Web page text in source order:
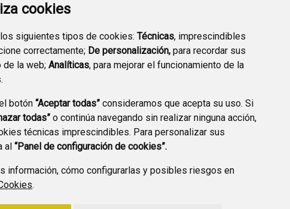
cookies
siguientes tipos de cookies: Técnicas, imprescindibles
correctamente; De personalización, para recordar sus
de la web; Analíticas, para mejorar el funcionamiento de la
botón “Aceptar todas” consideramos que acepta su uso. Si
todas” o continúa navegando sin realizar ninguna acción,
técnicas imprescindibles. Para personalizar sus
al “Panel de configuración de cookies”.
información, cómo configurarlas y posibles riesgos en
.
PREGUNTAS
FRECUENTES
PLAN DE ACCIÓN LOCAL
2030